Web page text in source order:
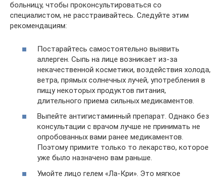
больницу, чтобы проконсультироваться со
специалистом, не расстраивайтесь. Следуйте этим
рекомендациям:
Постарайтесь самостоятельно выявить
аллерген. Сыпь на лице возникает из-за
некачественной косметики, воздействия холода,
ветра, прямых солнечных лучей, употребления в
пищу некоторых продуктов питания,
длительного приема сильных медикаментов.
Выпейте антигистаминный препарат. Однако без
консультации с врачом лучше не принимать не
опробованных вами ранее медикаментов.
Поэтому примите только то лекарство, которое
уже было назначено вам раньше.
Умойте лицо гелем «Ла-Кри». Это мягкое